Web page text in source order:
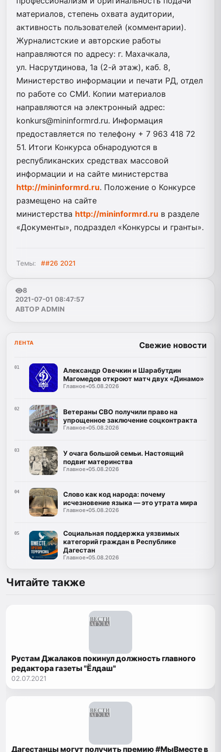
материалов, степень охвата аудитории,
активность пользователей (комментарии).
Журналистские и авторские работы
направляются по адресу: г. Махачкала,
ул. Насрутдинова, 1а (2-й этаж), каб. 8,
Министерство информации и печати РД, отдел
по работе со СМИ. Копии материалов
направляются на электронный адрес:
konkurs@mininformrd.ru. Информация
предоставляется по телефону + 7 963 418 72
51. Итоги Конкурса обнародуются в
республиканских средствах массовой
информации и на сайте министерства
http://mininformrd.ru. Положение о Конкурсе
размещено на сайте
министерства http://mininformrd.ru в разделе
«Документы», подраздел «Конкурсы и гранты».
Темы: ##26 2021
8
2021-07-01 08:47:57
АВТОР ADMIN
ЛЕНТА Свежие новости
01
Александр Овечкин и Шарабутдин
Магомедов откроют матч двух «Динамо»
Главное•05.08.2026
02
Ветераны СВО получили право на
упрощенное заключение соцконтракта
Главное•05.08.2026
03
У очага большой семьи. Настоящий
подвиг материнства
Главное•05.08.2026
04
Слово как код народа: почему
исчезновение языка — это утрата мира
Главное•05.08.2026
05
Социальная поддержка уязвимых
категорий граждан в Республике
Дагестан
Главное•05.08.2026
Читайте также
Рустам Джалаков покинул должность главного
редактора газеты "Ёлдаш"
02.07.2021
Дагестанцы могут получить премию #МыВместе в